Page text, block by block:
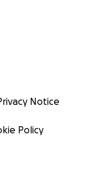
Notice
Policy